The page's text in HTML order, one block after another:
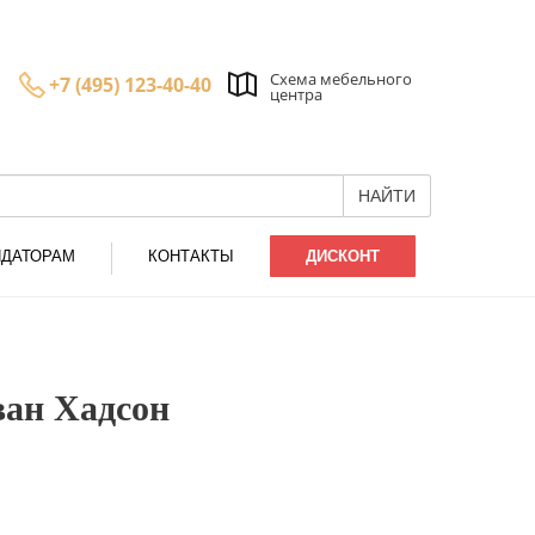
Схема мебельного
центра
+7 (495) 123-40-40
НАЙТИ
КОНТАКТЫ ДИСКОНТ
Хадсон